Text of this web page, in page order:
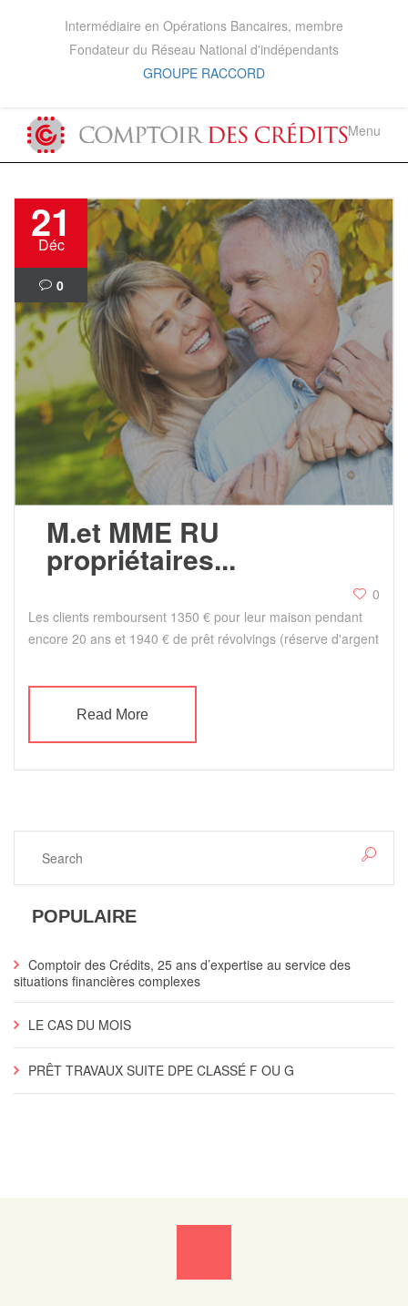
Intermédiaire en Opérations Bancaires, membre
Fondateur du Réseau National d'indépendants
GROUPE RACCORD
Menu
21
Déc
0
M.et MME RU
propriétaires...
0
Les clients remboursent 1350 € pour leur maison pendant
encore 20 ans et 1940 € de prêt révolvings (réserve d'argent
Read More
POPULAIRE
Comptoir des Crédits, 25 ans d’expertise au service des
situations financières complexes
LE CAS DU MOIS
PRÊT TRAVAUX SUITE DPE CLASSÉ F OU G